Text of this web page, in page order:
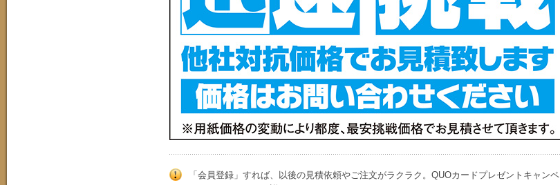
「会員登録」すれば、以後の見積依頼やご注文がラクラク。QUOカードプレゼントキャンペ